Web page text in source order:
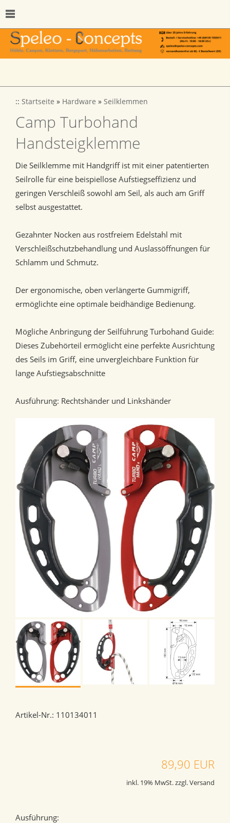
:: Startseite » Hardware » Seilklemmen
Camp Turbohand
Handsteigklemme
Die Seilklemme mit Handgriff ist mit einer patentierten
Seilrolle für eine beispiellose Aufstiegseffizienz und
geringen Verschleiß sowohl am Seil, als auch am Griff
selbst ausgestattet.
Gezahnter Nocken aus rostfreiem Edelstahl mit
Verschleißschutzbehandlung und Auslassöffnungen für
Schlamm und Schmutz.
Der ergonomische, oben verlängerte Gummigriff,
ermöglichte eine optimale beidhändige Bedienung.
Mögliche Anbringung der Seilführung Turbohand Guide:
Dieses Zubehörteil ermöglicht eine perfekte Ausrichtung
des Seils im Griff, eine unvergleichbare Funktion für
lange Aufstiegsabschnitte
Ausführung: Rechtshänder und Linkshänder
Artikel-Nr.: 110134011
89,90 EUR
inkl. 19% MwSt. zzgl. Versand
Ausführung: